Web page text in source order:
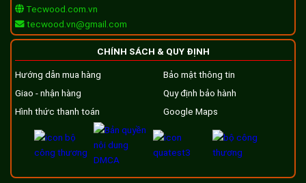
Tecwood.com.vn
tecwood.vn@gmail.com
CHÍNH SÁCH & QUY ĐỊNH
Hướng dẫn mua hàng
Giao - nhận hàng
Hình thức thanh toán
Bảo mật thông tin
Quy định bảo hành
Google Maps